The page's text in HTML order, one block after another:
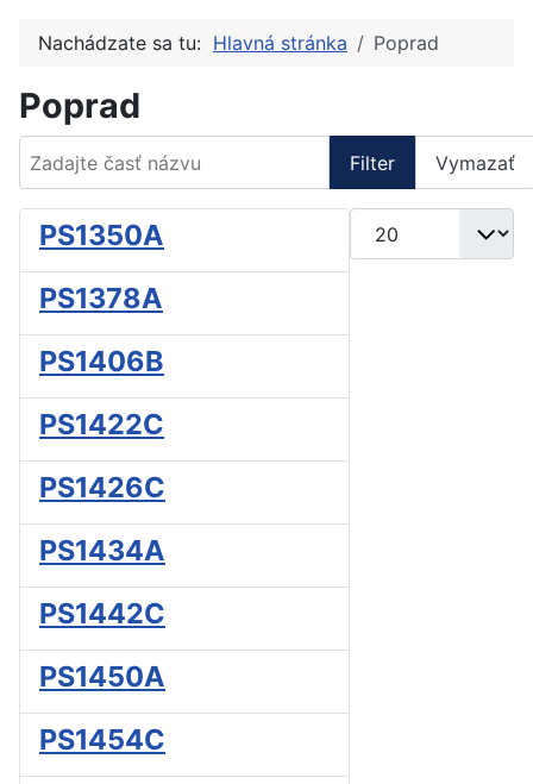
Nachádzate sa tu: Hlavná stránka Poprad
Poprad
Zadajte časť názvu
Filter Vymazať
Zobrazené položky
PS1350A
PS1378A
PS1406B
PS1422C
PS1426C
PS1434A
PS1442C
PS1450A
PS1454C